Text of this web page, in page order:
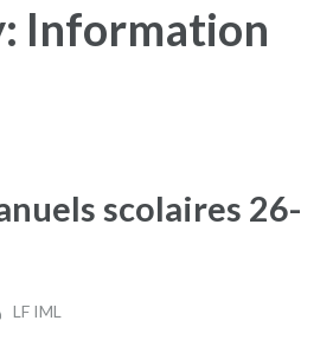
Information
scolaires 26-
LF IML